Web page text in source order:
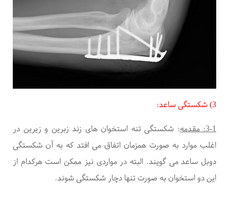
3) شکستگی ساعد:
3-1: مقدمه : شکستگی تنه استخوان های زند زبرین و زیرین در
اغلب موارد به صورت همزمان اتفاق می افتد که به آن شکستگی
دوبل ساعد می گویند. البته در مواردی نیز ممکن است هرکدام از
این دو استخوان به صورت تنها دچار شکستگی شوند.